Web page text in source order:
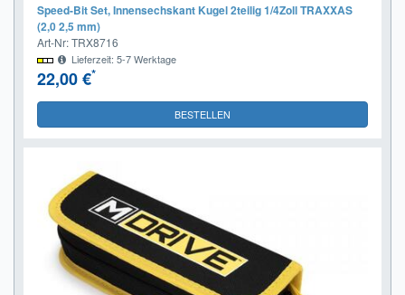
Speed-Bit Set, Innensechskant Kugel 2teilig 1/4Zoll TRAXXAS
(2,0 2,5 mm)
Art-Nr: TRX8716
Lieferzeit: 5-7 Werktage
22,00 €*
BESTELLEN